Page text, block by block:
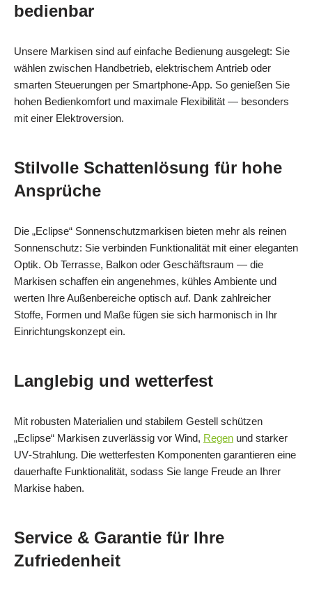
bedienbar
Unsere Markisen sind auf einfache Bedienung ausgelegt: Sie
wählen zwischen Handbetrieb, elektrischem Antrieb oder
smarten Steuerungen per Smartphone‑App. So genießen Sie
hohen Bedienkomfort und maximale Flexibilität — besonders
mit einer Elektroversion.
Stilvolle Schattenlösung für hohe
Ansprüche
Die „Eclipse“ Sonnenschutzmarkisen bieten mehr als reinen
Sonnenschutz: Sie verbinden Funktionalität mit einer eleganten
Optik. Ob Terrasse, Balkon oder Geschäftsraum — die
Markisen schaffen ein angenehmes, kühles Ambiente und
werten Ihre Außenbereiche optisch auf. Dank zahlreicher
Stoffe, Formen und Maße fügen sie sich harmonisch in Ihr
Einrichtungskonzept ein.
Langlebig und wetterfest
Mit robusten Materialien und stabilem Gestell schützen
„Eclipse“ Markisen zuverlässig vor Wind, Regen und starker
UV‑Strahlung. Die wetterfesten Komponenten garantieren eine
dauerhafte Funktionalität, sodass Sie lange Freude an Ihrer
Markise haben.
Service & Garantie für Ihre
Zufriedenheit